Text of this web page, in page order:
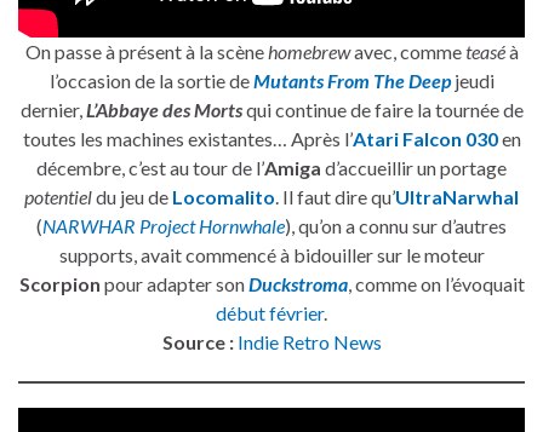
On passe à présent à la scènehomebrewavec, commeteaséà
l’occasion de la sortie deMutants From The Deepjeudi
dernier,L’Abbaye des Mortsqui continue de faire la tournée de
toutes les machines existantes… Après l’Atari Falcon 030en
décembre, c’est au tour de l’Amiga d’accueillir un portage
potentieldu jeu de Locomalito. Il faut dire qu’UltraNarwhal
(NARWHAR Project Hornwhale), qu’on a connu sur d’autres
supports, avait commencé à bidouiller sur le moteur
Scorpion pour adapter sonDuckstroma, comme on l’évoquait
début février.
Source : Indie Retro News